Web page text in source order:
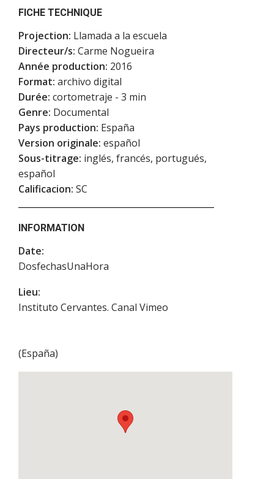
FICHE TECHNIQUE
Projection: Llamada a la escuela
Directeur/s: Carme Nogueira
Année production: 2016
Format: archivo digital
Durée: cortometraje - 3 min
Genre: Documental
Pays production: España
Version originale: español
Sous-titrage: inglés, francés, portugués,
español
Calificacion: SC
INFORMATION
Date:
DosfechasUnaHora
Lieu:
Instituto Cervantes. Canal Vimeo
(España)